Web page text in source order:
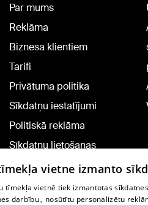
Par mums
Reklāma
Biznesa klientiem
Tarifi
Privātuma politika
Sīkdatņu iestatījumi
Politiskā reklāma
Sīkdatņu lietošanas
noteikumi
Komentāru pievienošana
vietne izmanto
tīmekļa vietnē tiek izmantotas
darbību., nosūtītu personalizētu